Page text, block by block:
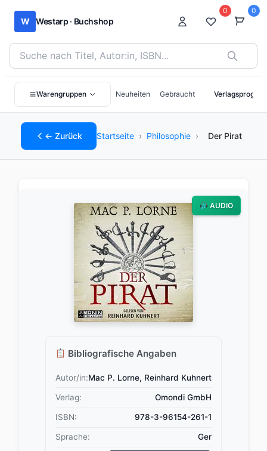
W Westarp · Buchshop
Bücher suchen nach Titel, Autor:in oder ISBN
0 0
Warengruppen Neuheiten Gebraucht
← Zurück Startseite › Philosophie › Der Pirat
Bibliografische Angaben
Autor/in:Mac P. Lorne, Reinhard Kuhnert
Verlag: Omondi GmbH
ISBN: 978-3-96154-261-1
Sprache: Ger
AUDIO